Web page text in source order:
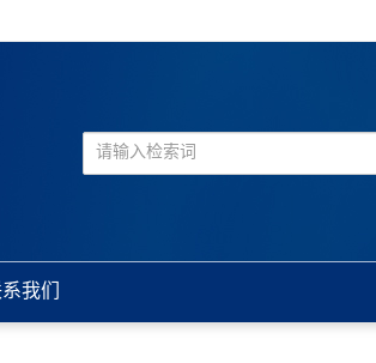
我们